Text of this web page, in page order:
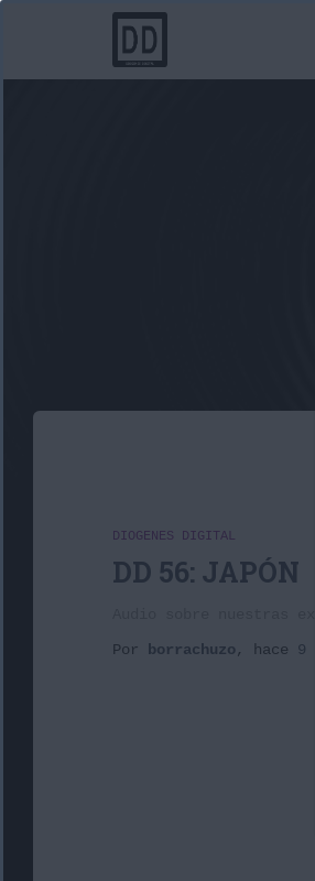
DIOGENES DIGITAL
DD 56: JAPÓN
Por
borrachuzo , hace 9